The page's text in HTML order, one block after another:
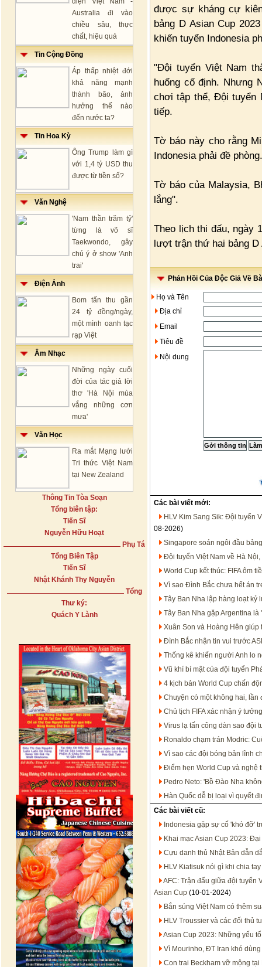
Australia đi vào
chiều sâu, thực
chất, hiệu quả
Tin Cộng Đồng
Áp thấp nhiệt đới
khả năng mạnh
thành bão, ảnh
hưởng thế nào
đến nước ta?
Tin Hoa Kỳ
Ông Trump làm gì
với 1,4 tỷ USD thu
được từ tiền số?
Văn Nghệ
'Nam thần trăm tỷ'
từng là võ sĩ
Taekwondo, gây
chú ý ở show 'Anh
trai'
Điện Ảnh
Bom tấn thu gần
24 tỷ đồng/ngày,
một mình oanh tạc
rạp Việt
Âm Nhạc
Những ngày cuối
đời của tác giả lời
thơ 'Hà Nội mùa
vắng những cơn
mưa'
Văn Học
Ra mắt Mạng lưới
Tri thức Việt Nam
tại New Zealand
Thông Tin Tòa Soạn
Tổng biên tập:
Tiến Sĩ
Nguyễn Hữu Hoạt
Phụ Tá
Tổng Biên Tập
Tiến Sĩ
Nhật Khánh Thy Nguyễn
Tổng
Thư ký:
Quách Y Lành
được sự kháng cự
bảng D Asian Cup
khiến tuyển Indonesia
"Đội tuyển Việt Nam
huống cố định. Nhưng
chơi tập thể, Đội tuyển
tiếp.
Tờ báo này cho rằng
Indonesia phải đề phòng.
Tờ báo của Malaysia,
lắng".
Theo lịch thi đấu, ngày
lượt trận thứ hai bảng D
Phản Hồi Của Độc Giả Về
Họ và Tên
Địa chỉ
Email
Tiêu đề
Nội dung
Các bài viết mới:
HLV Kim Sang Sik: Đội tuyển
08-2026)
Singapore soán ngôi đầu
Đội tuyển Việt Nam về Hà
World Cup kết thúc: FIFA ôm
Vì sao Đình Bắc chưa hết án
Tây Ban Nha lập hàng loạt kỷ
Tây Ban Nha gặp Argentina là
Xuân Son và Hoàng Hên giúp
Đình Bắc nhận tin vui trước
Thống kê khiến người Anh lo
Vũ khí bí mật của đội tuyển
4 kịch bản World Cup chấn
Chuyện có một không hai, lần
Chủ tịch FIFA xác nhận ý
Virus lạ tấn công dàn sao đội
Ronaldo chạm trán Modric:
Vì sao các đội bóng bản lĩnh
Điểm hẹn World Cup và nghệ
Pedro Neto: 'Bồ Đào Nha
Hàn Quốc dễ bị loại vì quyết
Các bài viết cũ:
Indonesia gặp sự cố 'khó đỡ'
Khai mạc Asian Cup 2023:
Cựu danh thủ Nhật Bản dẫn
HLV Kiatisuk nói gì khi chia
AFC: Trận đấu giữa đội tuyển
Asian Cup (10-01-2024)
Bắn súng Việt Nam có thêm
HLV Troussier và các đối thủ
Asian Cup 2023: Những yếu
Vì Mourinho, ĐT Iran khó
Con trai Beckham vỡ mộng tại